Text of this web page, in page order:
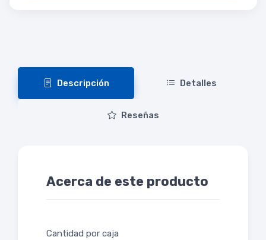
Descripción Detalles
Reseñas
Acerca de este producto
Cantidad por caja